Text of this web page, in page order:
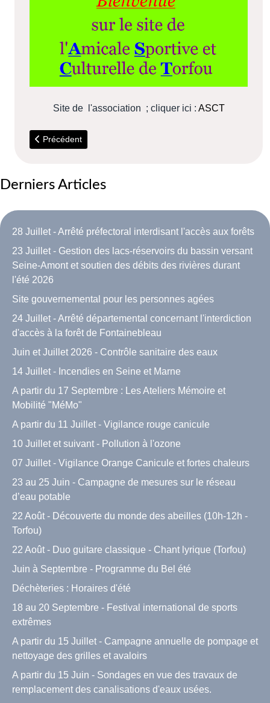
Site de l'association ; cliquer ici : ASCT
Article précédent : 2 Juin - Fête des voisins à Torfou
Précédent
Derniers Articles
28 Juillet - Arrêté préfectoral interdisant l'accès aux forêts
23 Juillet - Gestion des lacs-réservoirs du bassin versant
Seine-Amont et soutien des débits des rivières durant
l'été 2026
Site gouvernemental pour les personnes agées
24 Juillet - Arrêté départemental concernant l'interdiction
d'accès à la forêt de Fontainebleau
Juin et Juillet 2026 - Contrôle sanitaire des eaux
14 Juillet - Incendies en Seine et Marne
A partir du 17 Septembre : Les Ateliers Mémoire et
Mobilité "MéMo"
A partir du 11 Juillet - Vigilance rouge canicule
10 Juillet et suivant - Pollution à l'ozone
07 Juillet - Vigilance Orange Canicule et fortes chaleurs
23 au 25 Juin - Campagne de mesures sur le réseau
d’eau potable
22 Août - Découverte du monde des abeilles (10h-12h -
Torfou)
22 Août - Duo guitare classique - Chant lyrique (Torfou)
Juin à Septembre - Programme du Bel été
Déchèteries : Horaires d'été
18 au 20 Septembre - Festival international de sports
extrêmes
A partir du 15 Juillet - Campagne annuelle de pompage et
nettoyage des grilles et avaloirs
A partir du 15 Juin - Sondages en vue des travaux de
remplacement des canalisations d'eaux usées.